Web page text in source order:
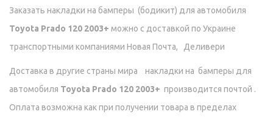
Заказать накладки на бамперы (бодикит) для автомобиля
Toyota Prado 120 2003+ можно с доставкой по Украине
транспортными компаниями Новая Почта, Деливери
Доставка в другие страны мира накладки на бамперы для
автомобиля Toyota Prado 120 2003+ производится почтой .
Оплата возможна как при получении товара в пределах